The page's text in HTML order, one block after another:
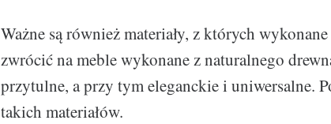
Ważne są również materiały, z których
zwrócić na meble wykonane z naturalnego
przytulne, a przy tym eleganckie i uniwersalne.
takich materiałów.